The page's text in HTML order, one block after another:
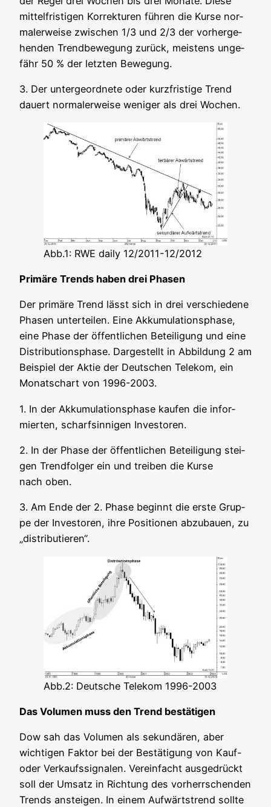
mit­tel­fris­ti­gen Kor­rek­tu­ren füh­ren die Kur­se nor­
ma­ler­wei­se zwi­schen 1/3 und 2/3 der vor­her­ge­
hen­den Trend­be­we­gung zurück, meis­tens unge­
fähr 50 % der letz­ten Bewegung.
3. Der unter­ge­ord­ne­te oder kurz­fris­ti­ge Trend
dau­ert nor­ma­ler­wei­se weni­ger als drei Wochen.
Abb.1: RWE dai­ly 12/2011-12/2012
Pri­mä­re Trends haben drei Phasen
Der pri­mä­re Trend lässt sich in drei ver­schie­de­ne
Pha­sen unter­tei­len. Eine Akku­mu­la­ti­ons­pha­se,
eine Pha­se der öffent­li­chen Betei­li­gung und eine
Dis­tri­bu­ti­ons­pha­se. Dar­ge­stellt in Abbil­dung 2 am
Bei­spiel der Aktie der Deut­schen Tele­kom, ein
Monatschart von 1996-2003.
1. In der Akku­mu­la­ti­ons­pha­se kau­fen die infor­
mier­ten, scharf­sin­ni­gen Investoren.
2. In der Pha­se der öffent­li­chen Betei­li­gung stei­
gen Trend­fol­ger ein und trei­ben die Kur­se
nach oben.
3. Am Ende der 2. Pha­se beginnt die ers­te Grup­
pe der Inves­to­ren, ihre Posi­tio­nen abzu­bau­en, zu
„dis­tri­bu­tie­ren“.
Abb.2: Deut­sche Tele­kom 1996-2003
Das Volu­men muss den Trend bestätigen
Dow sah das Volu­men als sekun­dä­ren, aber
wich­ti­gen Fak­tor bei der Bestä­ti­gung von Kauf-
oder Ver­kaufs­si­gna­len. Ver­ein­facht aus­ge­drückt
soll der Umsatz in Rich­tung des vor­herr­schen­den
Trends anstei­gen. In einem Auf­wärts­trend soll­te